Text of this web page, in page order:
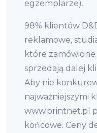
egzemplarze).
98% klientów
reklamowe,
które zamówione
sprzedają dalej
Aby nie
najważniejszymi
www.printnet.pl
końcowe. Ceny